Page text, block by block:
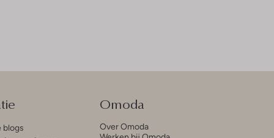
blogs
Omoda
Over Omoda